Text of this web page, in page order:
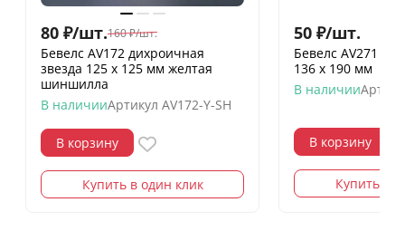
80 ₽/шт.160 ₽/шт.
Бевелс AV172 дихроичная
звезда 125 х 125 мм желтая
шиншилла
В наличииАртикул AV172-Y-SH
В корзину
Купить в один клик
50 ₽/шт.
Бевелс AV271
136 х 190 мм
В наличии
В корзину
Купить в